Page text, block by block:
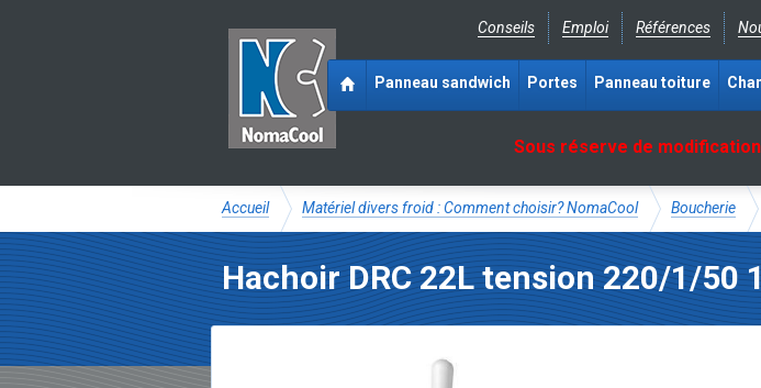
Conseils Emploi Références
Sous réserve de
Panneau sandwich Portes Panneau toiture
Accueil Matériel divers froid : Comment choisir? NomaCool Boucherie
Hachoir DRC 22L tension 220/1/50